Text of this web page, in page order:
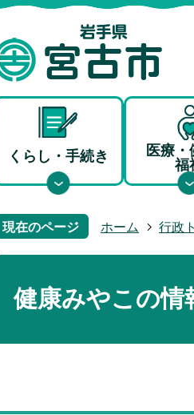
くらし・手続き
医療・
福
現在のページ ホーム 行政
健康みやこの情